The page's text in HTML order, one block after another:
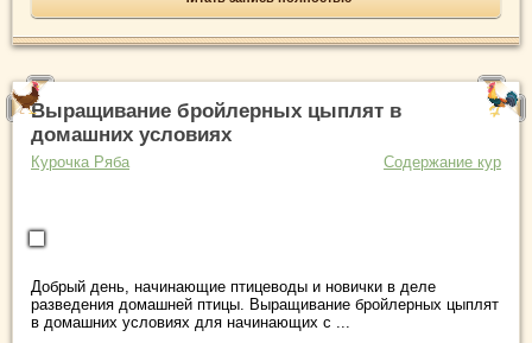
Выращивание бройлерных цыплят в
домашних условиях
Курочка Ряба Содержание кур
Добрый день, начинающие птицеводы и новички в деле
разведения домашней птицы. Выращивание бройлерных цыплят
в домашних условиях для начинающих с ...